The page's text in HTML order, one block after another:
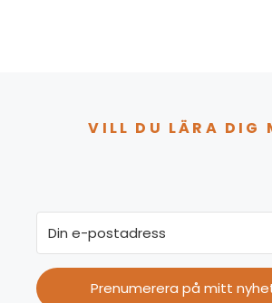
VILL DU LÄRA DIG
Prenumerera på mitt